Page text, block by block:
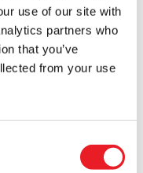
use of our site with
partners who
that you’ve
from your use